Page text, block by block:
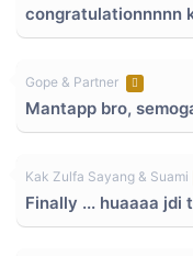
congratulationnnnn
Gope & Partner
Mantapp bro,
Kak Zulfa Sayang & Suami
Finally ... huaaaa jdi